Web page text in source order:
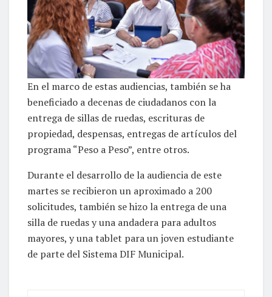
En el marco de estas audiencias, también se ha
beneficiado a decenas de ciudadanos con la
entrega de sillas de ruedas, escrituras de
propiedad, despensas, entregas de artículos del
programa “Peso a Peso”, entre otros.
Durante el desarrollo de la audiencia de este
martes se recibieron un aproximado a 200
solicitudes, también se hizo la entrega de una
silla de ruedas y una andadera para adultos
mayores, y una tablet para un joven estudiante
de parte del Sistema DIF Municipal.